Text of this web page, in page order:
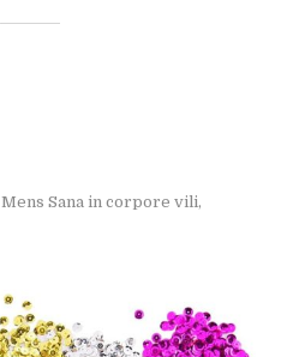
Mens Sana in corpore vili,